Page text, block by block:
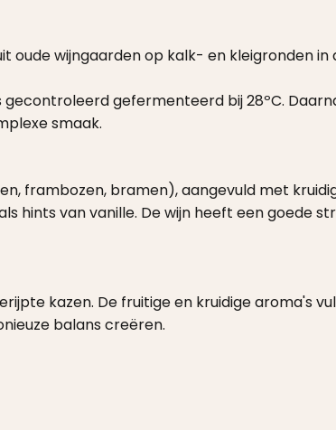
oude wijngaarden op kalk- en kleigronden
gefermenteerd bij 28ºC.
smaak.
frambozen, bramen), aangevuld met
hints van vanille. De wijn heeft een goede
kazen. De fruitige en kruidige aroma's
balans creëren.